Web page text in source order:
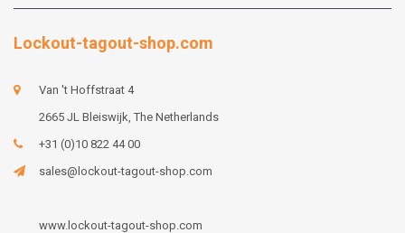
Lockout-tagout-shop.com
Van 't Hoffstraat 4
2665 JL Bleiswijk, The Netherlands
+31 (0)10 822 44 00
sales@lockout-tagout-shop.com
www.lockout-tagout-shop.com